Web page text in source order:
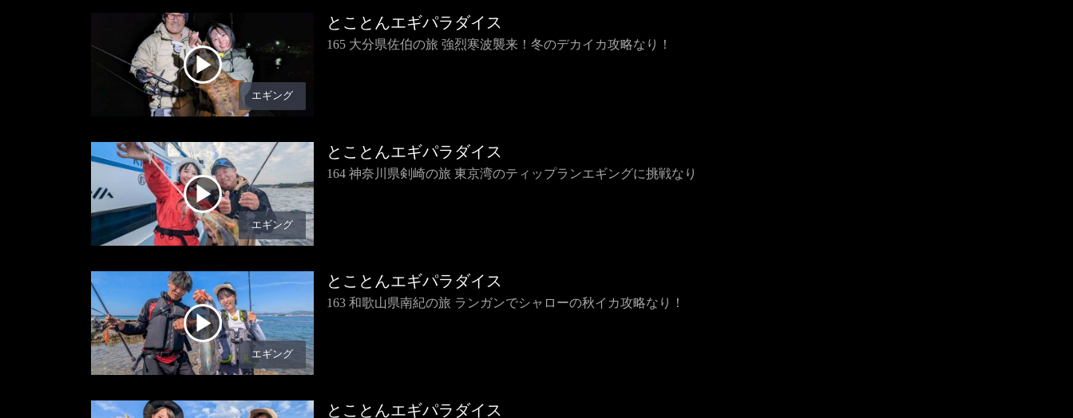
エギング
とことんエギパラダイス
165 大分県佐伯の旅 強烈寒波襲来！冬のデカイカ攻略なり！
エギング
とことんエギパラダイス
164 神奈川県剣崎の旅 東京湾のティップランエギングに挑戦なり
エギング
とことんエギパラダイス
163 和歌山県南紀の旅 ランガンでシャローの秋イカ攻略なり！
とことんエギパラダイス